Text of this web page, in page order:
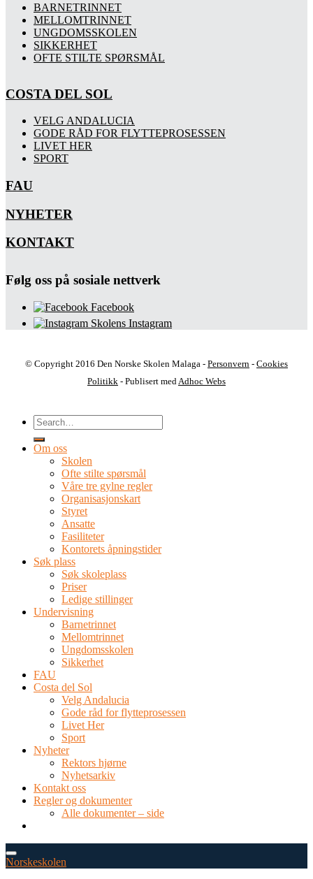
BARNETRINNET
MELLOMTRINNET
UNGDOMSSKOLEN
SIKKERHET
OFTE STILTE SPØRSMÅL
COSTA DEL SOL
VELG ANDALUCIA
GODE RÅD FOR FLYTTEPROSESSEN
LIVET HER
SPORT
FAU
NYHETER
KONTAKT
Følg oss på sosiale nettverk
Facebook
Skolens Instagram
© Copyright 2016 Den Norske Skolen Malaga - Personvern - Cookies
Politikk - Publisert medAdhoc Webs
Om oss
Skolen
Ofte stilte spørsmål
Våre tre gylne regler
Organisasjonskart
Styret
Ansatte
Fasiliteter
Kontorets åpningstider
Søk plass
Søk skoleplass
Priser
Ledige stillinger
Undervisning
Barnetrinnet
Mellomtrinnet
Ungdomsskolen
Sikkerhet
FAU
Costa del Sol
Velg Andalucia
Gode råd for flytteprosessen
Livet Her
Sport
Nyheter
Rektors hjørne
Nyhetsarkiv
Kontakt oss
Regler og dokumenter
Alle dokumenter – side
Norskeskolen